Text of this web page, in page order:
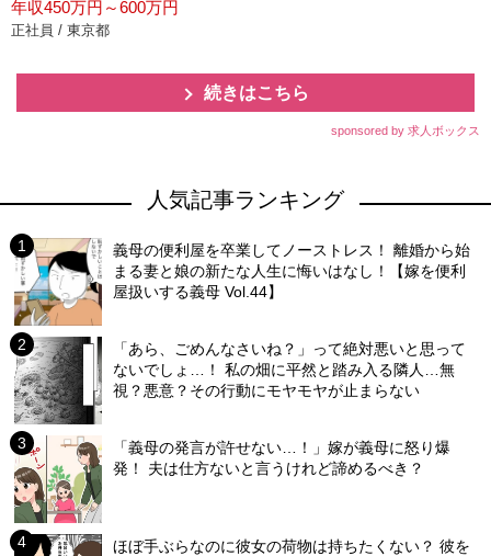
年収450万円～600万円
正社員 / 東京都
続きはこちら
sponsored by 求人ボックス
人気記事ランキング
義母の便利屋を卒業してノーストレス！ 離婚から始
まる妻と娘の新たな人生に悔いはなし！【嫁を便利
屋扱いする義母 Vol.44】
「あら、ごめんなさいね？」って絶対悪いと思って
ないでしょ…！ 私の畑に平然と踏み入る隣人…無
視？悪意？その行動にモヤモヤが止まらない
「義母の発言が許せない…！」嫁が義母に怒り爆
発！ 夫は仕方ないと言うけれど諦めるべき？
ほぼ手ぶらなのに彼女の荷物は持ちたくない？ 彼を